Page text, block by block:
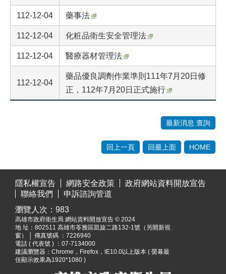
112-12-04 藥事法
112-12-04 化粧品衛生安全管理法
112-12-04 醫療器材管理法
112-12-04
藥品優良調劑作業準則111年7月20日修
正，112年7月20日正式施行
最新消息 查詢
回上一頁 回最上面 HOME
隱私權宣告
網路安全政策
政府網站資料開放宣告
聯絡我們
申訴諮詢管道
瀏覽人次： 983
高雄市政府衛生局 網站資料開放宣告 © 2024
地 址： 802511 高雄市苓雅區凱旋二路132-1號（另開新視
窗）
│ 傳真號碼 ：7226940
電話 ( 代表號 ) ：07-7134000
建議瀏覽器：Chrome，Firefox，IE10.0以上版本 ( 螢幕最
佳顯示效果為1920*1080 )